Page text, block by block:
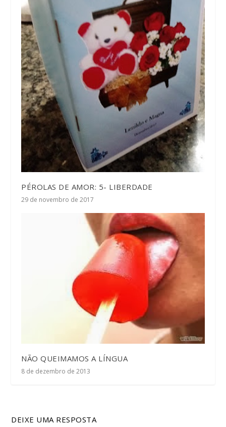
PÉROLAS DE AMOR: 5- LIBERDADE
29 de novembro de 2017
NÃO QUEIMAMOS A LÍNGUA
8 de dezembro de 2013
DEIXE UMA RESPOSTA